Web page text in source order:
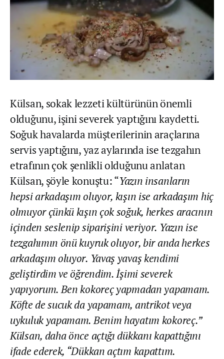
Külsan, sokak lezzeti kültürünün önemli
olduğunu, işini severek yaptığını kaydetti.
Soğuk havalarda müşterilerinin araçlarına
servis yaptığını, yaz aylarında ise tezgahın
etrafının çok şenlikli olduğunu anlatan
Külsan, şöyle konuştu: “Yazın insanların
hepsi arkadaşım oluyor, kışın ise arkadaşım hiç
olmuyor çünkü kışın çok soğuk, herkes aracının
içinden seslenip siparişini veriyor. Yazın ise
tezgahımın önü kuyruk oluyor, bir anda herkes
arkadaşım oluyor. Yavaş yavaş kendimi
geliştirdim ve öğrendim. İşimi severek
yapıyorum. Ben kokoreç yapmadan yapamam.
Köfte de sucuk da yapamam, antrikot veya
uykuluk yapamam. Benim hayatım kokoreç​​​​​​​.”
Külsan, daha önce açtığı dükkanı kapattığını
ifade ederek, “Dükkan açtım kapattım.